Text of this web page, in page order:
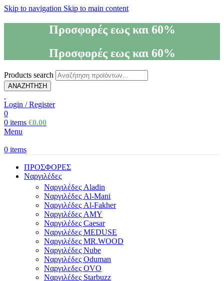
Skip to navigation Skip to main content
Προσφορές εως και 60%
Προσφορές εως και 60%
Products search
ΑΝΑΖΗΤΗΣΗ
Login / Register
0
0 items €0.00
Menu
0 items
ΠΡΟΣΦΟΡΕΣ
Ναργιλέδες
Ναργιλέδες Aladin
Ναργιλέδες Al-Mani
Ναργιλέδες Al-Fakher
Ναργιλέδες AΜΥ
Ναργιλέδες Caesar
Ναργιλέδες MEDUSE
Ναργιλέδες MR.WOOD
Ναργιλέδες Nube
Ναργιλέδες Oduman
Ναργιλεδες OVO
Ναργιλέδες Starbuzz